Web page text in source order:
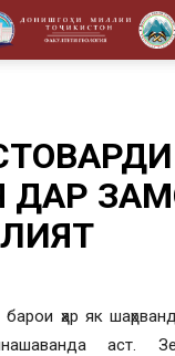
ДАР
ҳар як
аст.